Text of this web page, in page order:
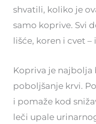
shvatili, koliko je
samo koprive. Svi
lišće, koren i cvet
Kopriva je najbolja
poboljšanje krvi.
i pomaže kod
leči upale